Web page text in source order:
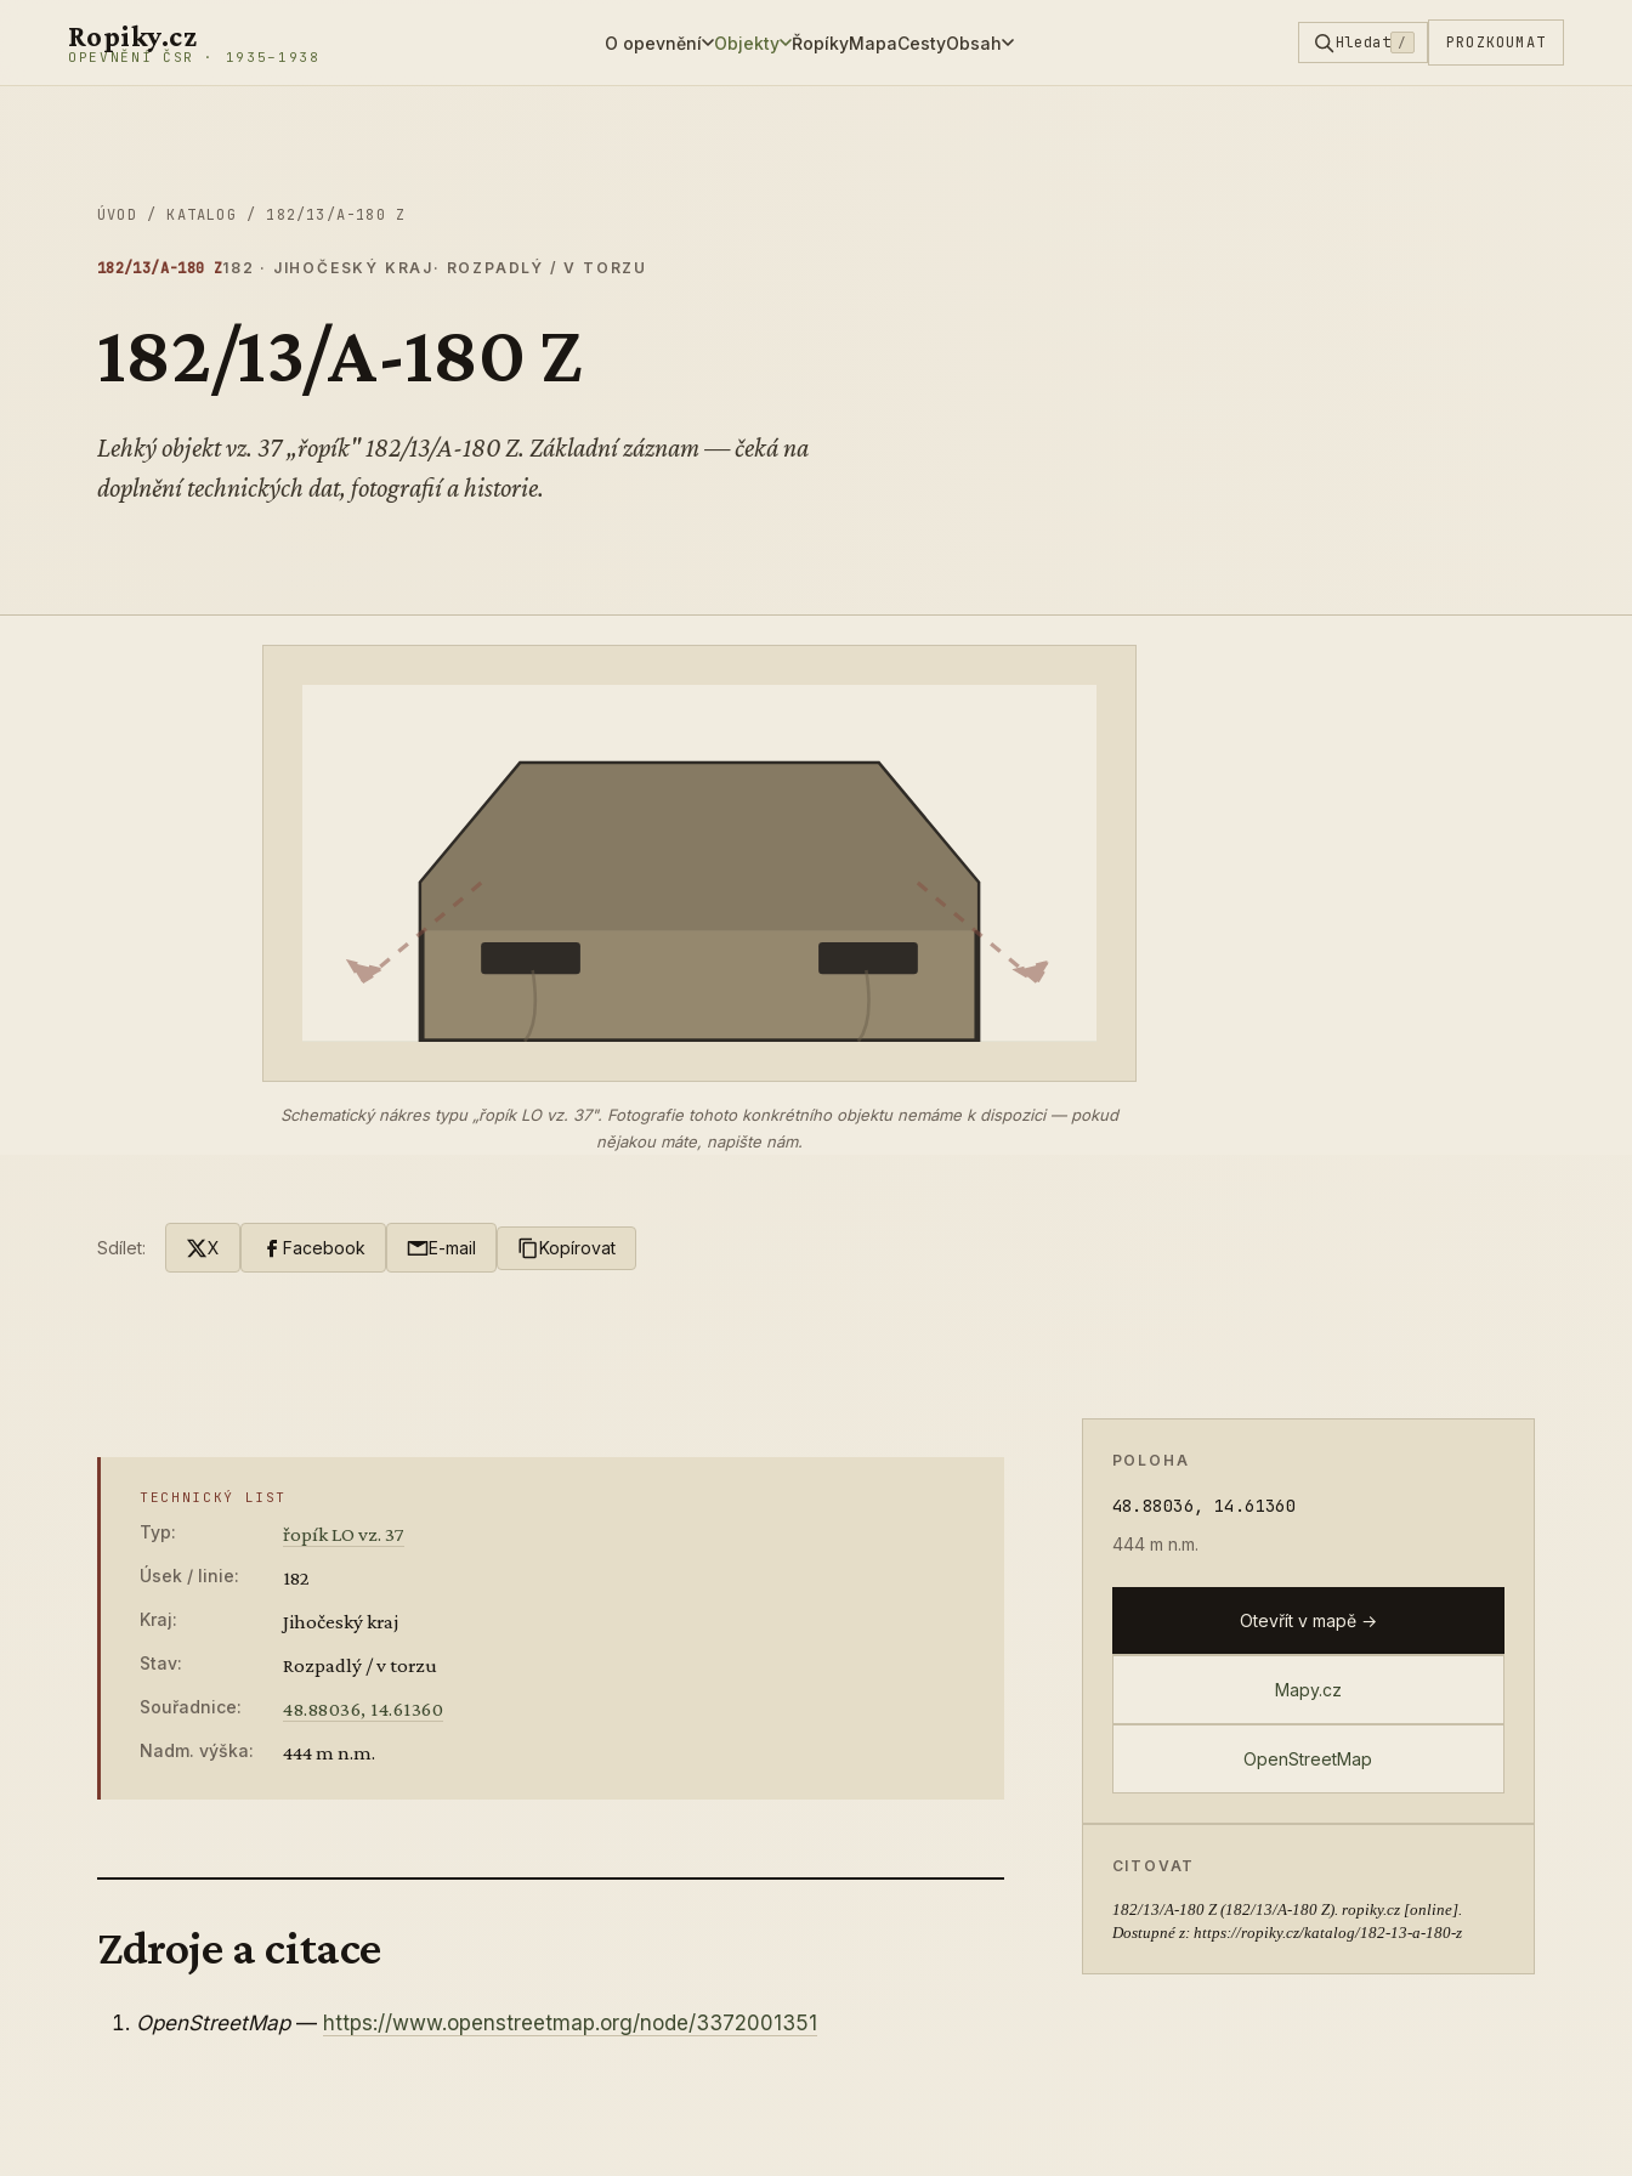
Ropiky.cz
OPEVNĚNÍ ČSR · 1935–1938
O opevnění Objekty ŘopíkyMapaCestyObsah Hledat / PROZKOUMAT
ÚVOD / KATALOG / 182/13/A-180 Z
182/13/A-180 Z182 · JIHOČESKÝ KRAJ · ROZPADLÝ / V TORZU
182/13/A-180 Z
Lehký objekt vz. 37 „řopík" 182/13/A-180 Z. Základní záznam — čeká na
doplnění technických dat, fotografií a historie.
Schematický nákres typu „řopík LO vz. 37". Fotografie tohoto konkrétního objektu nemáme k dispozici — pokud
nějakou máte, napište nám.
Sdílet: X Facebook E-mail Kopírovat
TECHNICKÝ LIST
Typ: řopík LO vz. 37
Úsek / linie: 182
Kraj: Jihočeský kraj
Stav: Rozpadlý / v torzu
Souřadnice: 48.88036, 14.61360
Nadm. výška: 444 m n.m.
Zdroje a citace
OpenStreetMap— https://www.openstreetmap.org/node/3372001351
POLOHA
48.88036, 14.61360
444 m n.m.
Otevřít v mapě →
Mapy.cz
OpenStreetMap
CITOVAT
182/13/A-180 Z(182/13/A-180 Z). ropiky.cz [online].
Dostupné z: https://ropiky.cz/katalog/182-13-a-180-z